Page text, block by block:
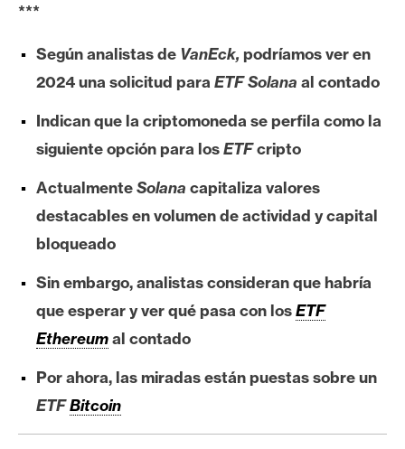
c
o
n
E
t
e
r
e
m
I
A
***
Según analistas de VanEck, podríamos ver en
2024 una solicitud para ETF Solana al contado
Indican que la criptomoneda se perfila como la
siguiente opción para losETFcripto
ActualmenteSolana capitaliza valores
destacables en volumen de actividad y capital
bloqueado
Sin embargo, analistas consideran que habría
que esperar y ver qué pasa con losETF
Ethereumal contado
Por ahora, las miradas están puestas sobre un
ETFBitcoin